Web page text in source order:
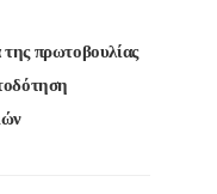
πρωτοβουλίας